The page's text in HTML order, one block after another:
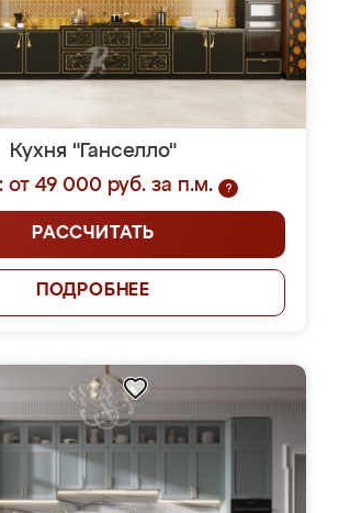
Кухня "Ганселло"
от 49 000 руб. за п.м.
?
РАССЧИТАТЬ
ПОДРОБНЕЕ